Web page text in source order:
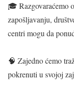
🎓 Razgovaraćemo
zapošljavanju,
centri mogu da
🧠 Zajedno ćemo
pokrenuti u svojoj